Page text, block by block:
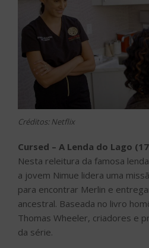
Créditos: Netflix
Cursed – A Lenda do Lago
Nesta releitura da famosa
a jovem Nimue lidera uma
para encontrar Merlin e
ancestral. Baseada no livro
Thomas Wheeler, criadores e
da série.